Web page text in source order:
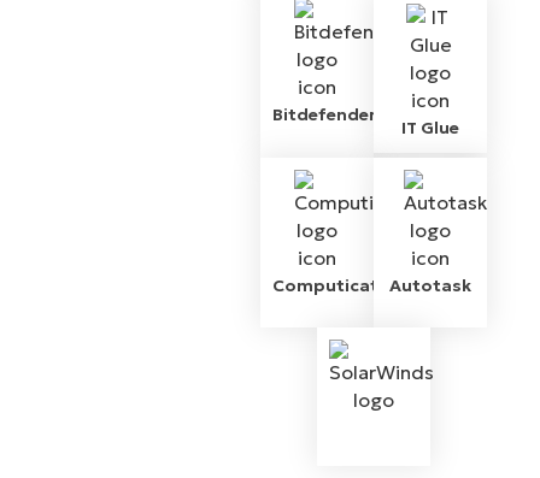
Bitdefender
IT Glue
Computicate Autotask